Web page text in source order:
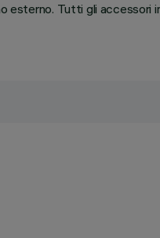
Tutti gli accessori